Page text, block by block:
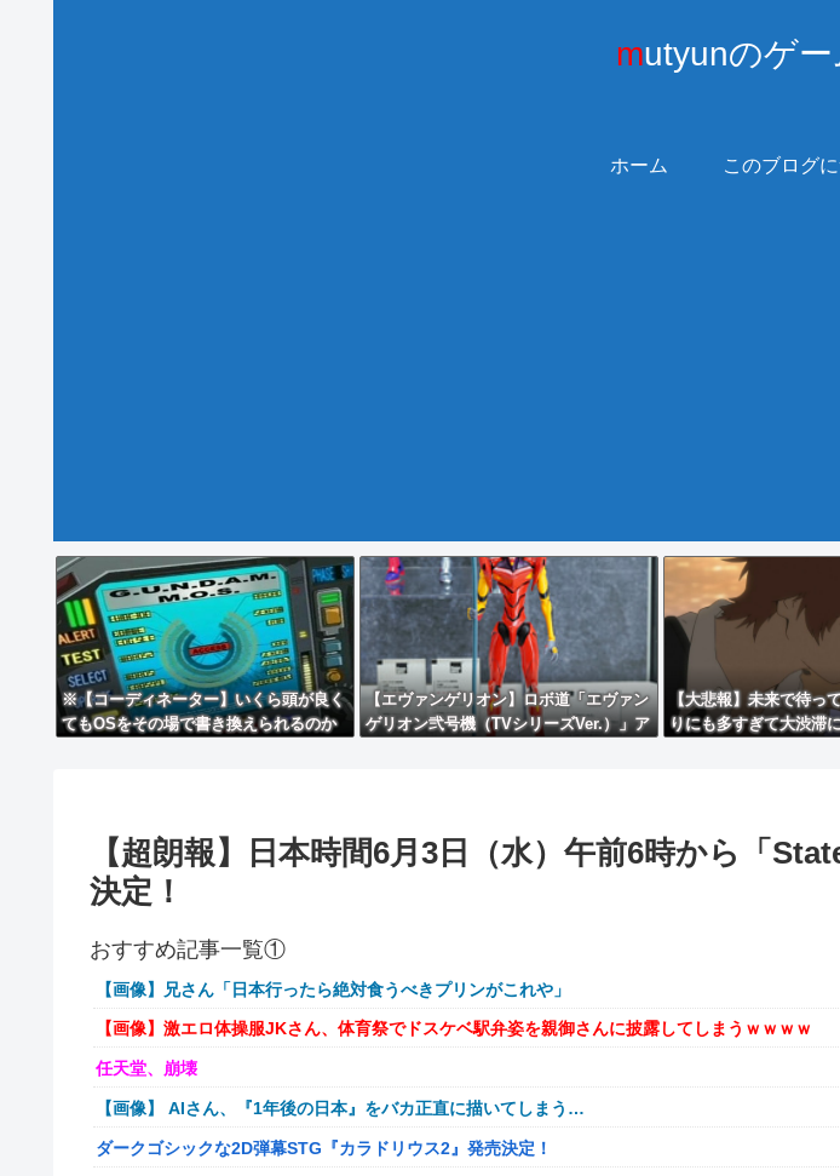
mutyunのゲ
ホーム このブログ
※【コーディネーター】いくら頭が良く
てもOSをその場で書き換えられるのか
【エヴァンゲリオン】ロボ道「エヴァン
ゲリオン弐号機（TVシリーズVer.）」ア
【大悲報】未来で待っ
りにも多すぎて大渋滞
【超朗報】日本時間6月3日（水）午前6時から「
決定！
おすすめ記事一覧①
【画像】兄さん「日本行ったら絶対食うべきプリンがこれや」
【画像】激エロ体操服JKさん、体育祭でドスケベ駅弁姿を親御さんに披露してしまうｗｗｗｗ
任天堂、崩壊
【画像】 AIさん、『1年後の日本』をバカ正直に描いてしまう…
ダークゴシックな2D弾幕STG『カラドリウス2』発売決定！